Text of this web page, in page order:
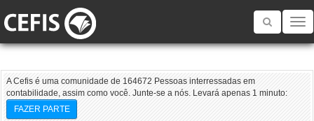
Toggle
A Cefis é uma comunidade de 164672 Pessoas interressadas em
contabilidade, assim como você. Junte-se a nós. Levará apenas 1 minuto:
FAZER PARTE